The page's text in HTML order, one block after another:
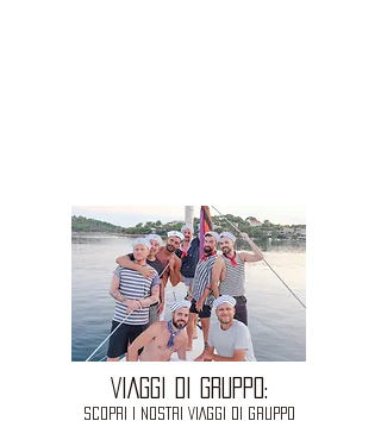
VIAGGI DI GRUPPO:
SCOPRI I NOSTRI VIAGGI DI GRUPPO